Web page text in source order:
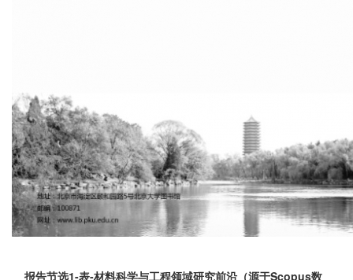
报告节选1-表-材料科学与工程领域研究前沿（源于Scopus数